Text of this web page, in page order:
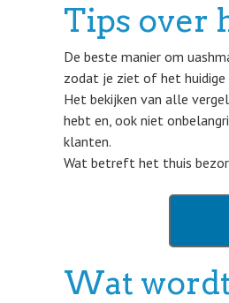
Tips over
De beste manier om
zodat je ziet of het
Het bekijken van alle
hebt en, ook niet
klanten.
Wat betreft het thuis
Wat